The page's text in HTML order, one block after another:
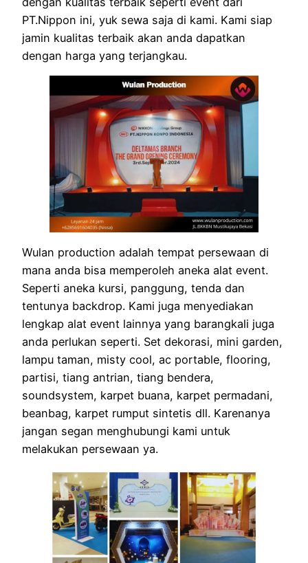
PT.Nippon ini, yuk sewa saja di kami. Kami siap
jamin kualitas terbaik akan anda dapatkan
dengan harga yang terjangkau.
Wulan production adalah tempat persewaan di
mana anda bisa memperoleh aneka alat event.
Seperti aneka kursi, panggung, tenda dan
tentunya backdrop. Kami juga menyediakan
lengkap alat event lainnya yang barangkali juga
anda perlukan seperti. Set dekorasi, mini garden,
lampu taman, misty cool, ac portable, flooring,
partisi, tiang antrian, tiang bendera,
soundsystem, karpet buana, karpet permadani,
beanbag, karpet rumput sintetis dll. Karenanya
jangan segan menghubungi kami untuk
melakukan persewaan ya.